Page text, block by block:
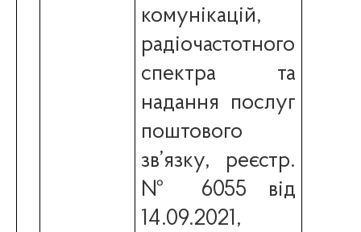
комунікацій,
радіочастотного
спектра та
надання послуг
поштового
зв’язку, реєстр.
№ 6055 від
14.09.2021,